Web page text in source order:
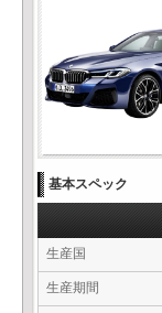
基本スペック
生産国
生産期間